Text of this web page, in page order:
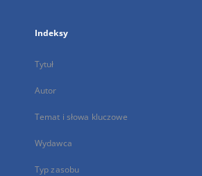
Indeksy
Tytuł
Autor
Temat i słowa kluczowe
Wydawca
Typ zasobu